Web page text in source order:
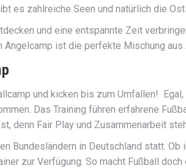
es zahlreiche Seen und natürlich die
und eine entspannte Zeit
Angelcamp ist die perfekte Mischung aus
und kicken bis zum Umfallen!
Das Training führen erfahrene
denn Fair Play und Zusammenarbeit
Bundesländern in Deutschland statt.
zur Verfügung. So macht Fußball doch